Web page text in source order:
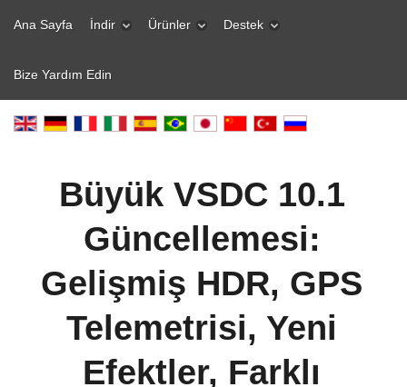
Ana Sayfa İndir Ürünler Destek
Bize Yardım Edin
Büyük VSDC 10.1
Güncellemesi:
Gelişmiş HDR, GPS
Telemetrisi, Yeni
Efektler, Farklı